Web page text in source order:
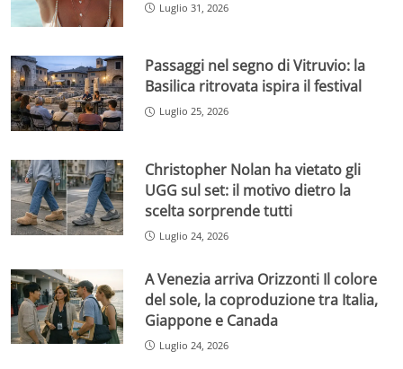
Luglio 31, 2026
Passaggi nel segno di Vitruvio: la
Basilica ritrovata ispira il festival
Luglio 25, 2026
Christopher Nolan ha vietato gli
UGG sul set: il motivo dietro la
scelta sorprende tutti
Luglio 24, 2026
A Venezia arriva Orizzonti Il colore
del sole, la coproduzione tra Italia,
Giappone e Canada
Luglio 24, 2026